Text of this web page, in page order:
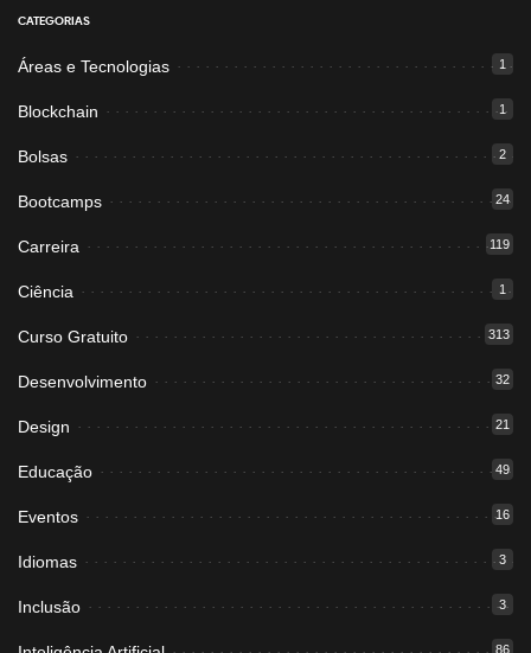
CATEGORIAS
Áreas e Tecnologias 1
Blockchain 1
Bolsas 2
Bootcamps 24
Carreira 119
Ciência 1
Curso Gratuito 313
Desenvolvimento 32
Design 21
Educação 49
Eventos 16
Idiomas 3
Inclusão 3
86